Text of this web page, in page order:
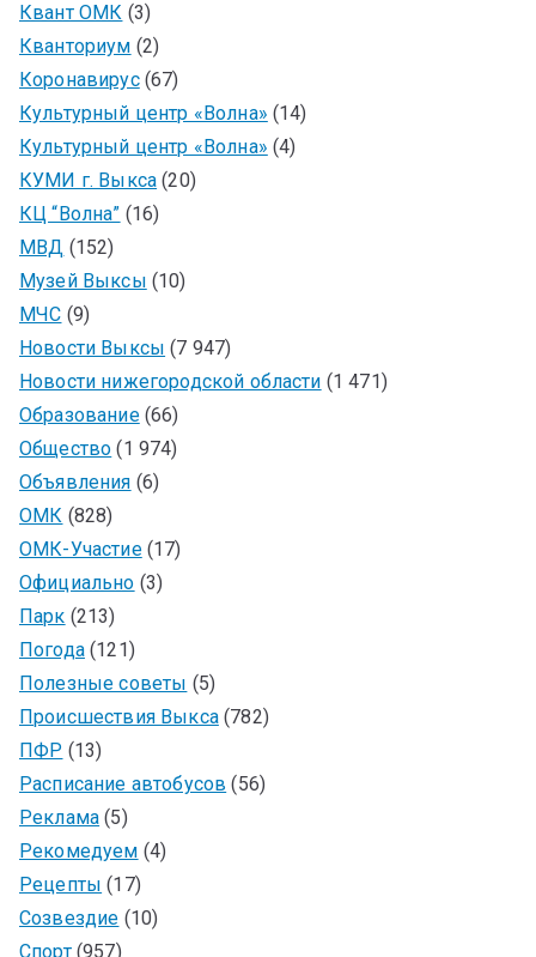
Квант ОМК (3)
Кванториум (2)
Коронавирус(67)
Культурный центр «Волна» (14)
Культурный центр «Волна» (4)
КУМИ г. Выкса (20)
КЦ “Волна” (16)
МВД (152)
Музей Выксы (10)
МЧС (9)
Новости Выксы (7 947)
Новости нижегородской области (1 471)
Образование(66)
Общество (1 974)
Объявления (6)
ОМК (828)
ОМК-Участие(17)
Официально (3)
Парк (213)
Погода(121)
Полезные советы (5)
Происшествия Выкса(782)
ПФР (13)
Расписание автобусов (56)
Реклама (5)
Рекомедуем (4)
Рецепты (17)
Созвездие (10)
Спорт(957)